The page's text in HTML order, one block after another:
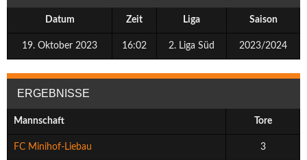
Datum Zeit Liga Saison
19. Oktober 2023 16:02 2. Liga Süd 2023/2024
ERGEBNISSE
Mannschaft Tore
FC Minihof-Liebau 3